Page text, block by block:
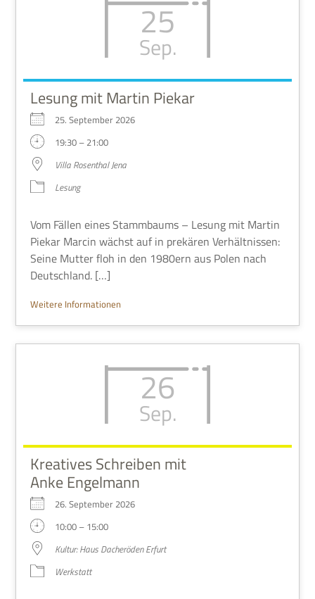
25
Sep.
Lesung mit Martin Piekar
25. Sep­tem­ber 2026
19:30 – 21:00
Villa Rosen­thal Jena
Lesung
Vom Fäl­len eines Stamm­baums – Lesung mit Mar­tin
Pie­kar Mar­cin wächst auf in pre­kä­ren Ver­hält­nis­sen:
Seine Mut­ter floh in den 1980ern aus Polen nach
Deutschland. […]
Wei­tere Informationen
26
Sep.
Kreatives Schreiben mit
Anke Engelmann
26. Sep­tem­ber 2026
10:00 – 15:00
Kul­tur: Haus Dach­eröden Erfurt
Werk­statt